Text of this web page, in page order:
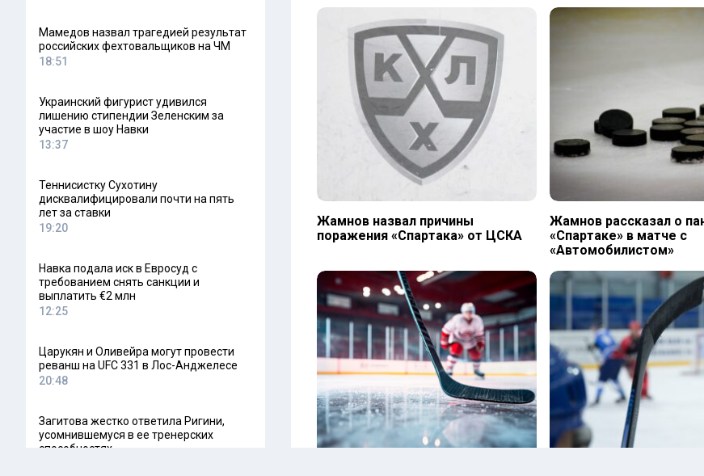
Мамедов назвал трагедией результат
российских фехтовальщиков на ЧМ
18:51
Украинский фигурист удивился
лишению стипендии Зеленским за
участие в шоу Навки
13:37
Теннисистку Сухотину
дисквалифицировали почти на пять
лет за ставки
19:20
Навка подала иск в Евросуд с
требованием снять санкции и
выплатить €2 млн
12:25
Царукян и Оливейра могут провести
реванш на UFC 331 в Лос-Анджелесе
20:48
Загитова жестко ответила Ригини,
усомнившемуся в ее тренерских
способностях
Жамнов назвал причины
поражения «Спартака» от ЦСКА
Жамнов рассказал о
«Спартаке» в матче с
«Автомобилистом»